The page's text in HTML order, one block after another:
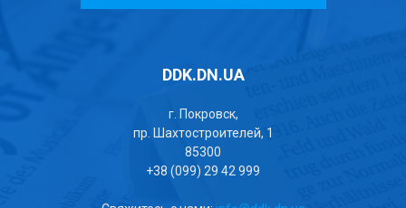
DDK.DN.UA
г. Покровск,
пр. Шахтостроителей, 1
85300
+38 (099) 29 42 999